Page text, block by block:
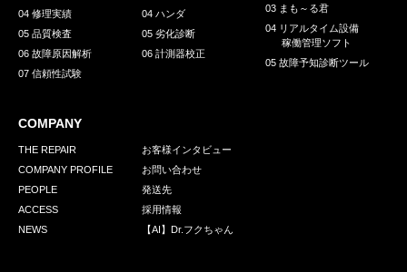
04 修理実績
05 品質検査
06 故障原因解析
07 信頼性試験
04 ハンダ
05 劣化診断
06 計測器校正
03 まも～る君
04 リアルタイム設備
稼働管理ソフト
05 故障予知診断ツール
COMPANY
THE REPAIR
COMPANY PROFILE
PEOPLE
ACCESS
NEWS
お客様インタビュー
お問い合わせ
発送先
採用情報
【AI】Dr.フクちゃん